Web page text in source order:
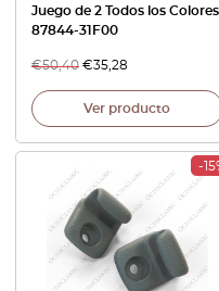
Juego de 2 Todos los Colores
87844-31F00
€50,40 €35,28
Ver producto
-